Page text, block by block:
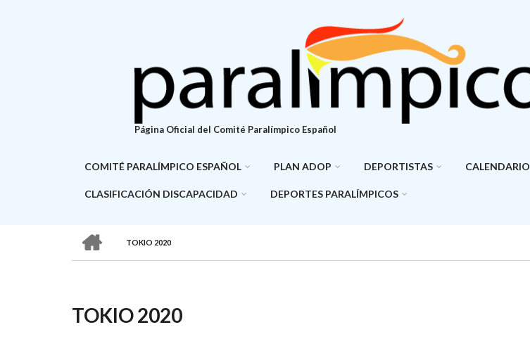
Página Oficial del Comité Paralímpico Español
COMITÉ PARALÍMPICO ESPAÑOL PLAN ADOP DEPORTISTAS CALENDARIO
CLASIFICACIÓN DISCAPACIDAD DEPORTES PARALÍMPICOS
SOBRESCRIBIR
DE
AYUDA
TOKIO 2020
TOKIO 2020